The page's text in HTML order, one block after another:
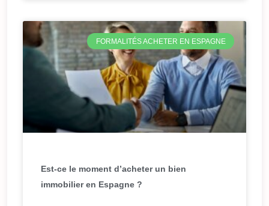
FORMALITÉS ACHETER EN ESPAGNE
Est-ce le moment d’acheter un bien
immobilier en Espagne ?